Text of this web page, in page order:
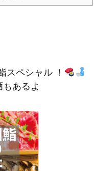
スペシャル ！
あるよ